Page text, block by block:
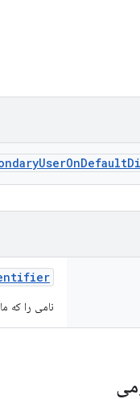
UserOnDefault
نامی را که